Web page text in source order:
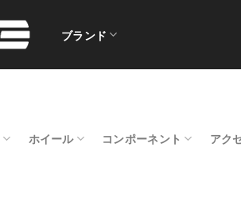
ブランド
ホイール コンポーネント アク